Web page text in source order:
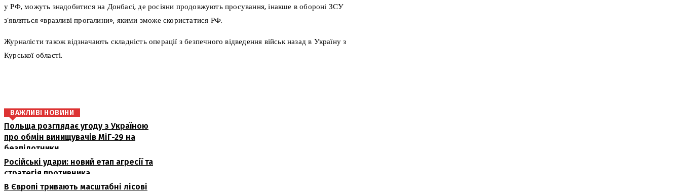
у РФ, можуть знадобитися на Донбасі, де росіяни продовжують просування, інакше в обороні ЗСУ
з’являться «вразливі прогалини», якими зможе скористатися РФ.
Журналісти також відзначають складність операції з безпечного відведення військ назад в Україну з
Курської області.
ВАЖЛИВІ НОВИНИ
Польща розглядає угоду з Україною
про обмін винищувачів МіГ-29 на
безпілотники
Російські удари: новий етап агресії та
стратегія противника
В Європі тривають масштабні лісові